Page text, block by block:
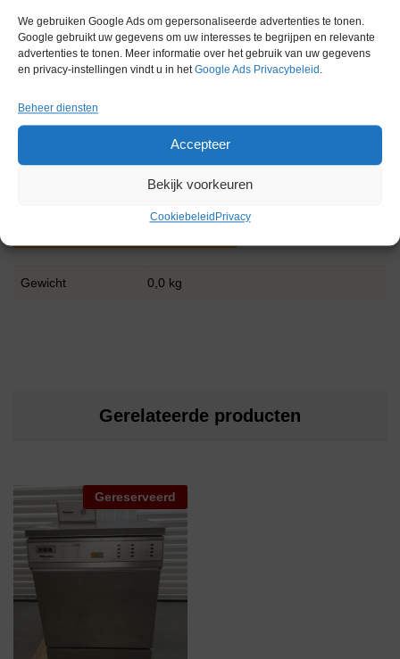
We gebruiken Google Ads om gepersonaliseerde advertenties te tonen.
Google gebruikt uw gegevens om uw interesses te begrijpen en relevante
advertenties te tonen. Meer informatie over het gebruik van uw gegevens
en privacy-instellingen vindt u in hetGoogle Ads Privacybeleid .
Beheer diensten
Accepteer
Bekijk voorkeuren
Cookiebeleid Privacy
Afmetingen en gewicht
Breedte: 600 mm
Hoogte: 850 mm
Diepte met geopende deur: ca. 1200 mm
Extra informatie
Gewicht 0,0 kg
Gerelateerde producten
Gereserveerd